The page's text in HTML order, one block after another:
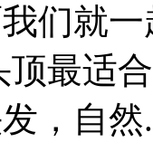
们就
最适
，自然